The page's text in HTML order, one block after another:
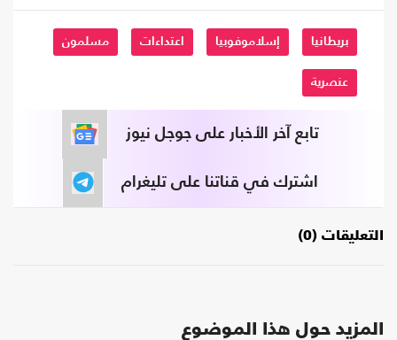
بريطانيا إسلاموفوبيا اعتداءات مسلمون
عنصرية
تابع آخر الأخبار على جوجل نيوز
اشترك في قناتنا على تليغرام
التعليقات (0)
المزيد حول هذا الموضوع